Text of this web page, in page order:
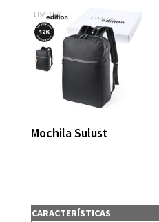
Mochila Sulust
CARACTERÍSTICAS